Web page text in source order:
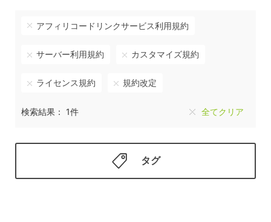
アフィリコードリンクサービス利用規約
サーバー利用規約 カスタマイズ規約
ライセンス規約 規約改定
検索結果： 1件 全てクリア
タグ